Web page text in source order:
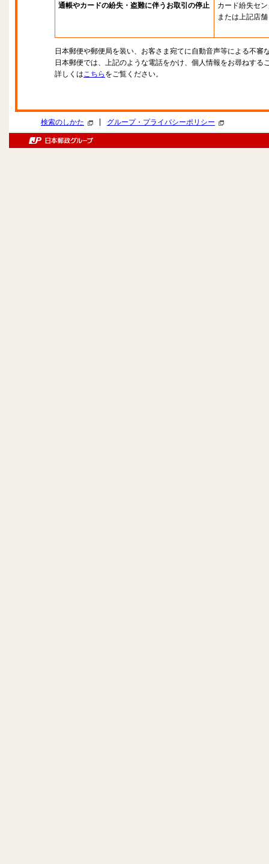
通帳やカードの紛失・盗難に伴うお取引の停止
カード紛失セ
または上記店舗
日本郵便や郵便局を装い、お客さま宛てに自動音声等による不審
日本郵便では、上記のような電話をかけ、個人情報をお尋ねする
詳しくはこちら をご覧ください。
検索のしかた グループ・プライバシーポリシー